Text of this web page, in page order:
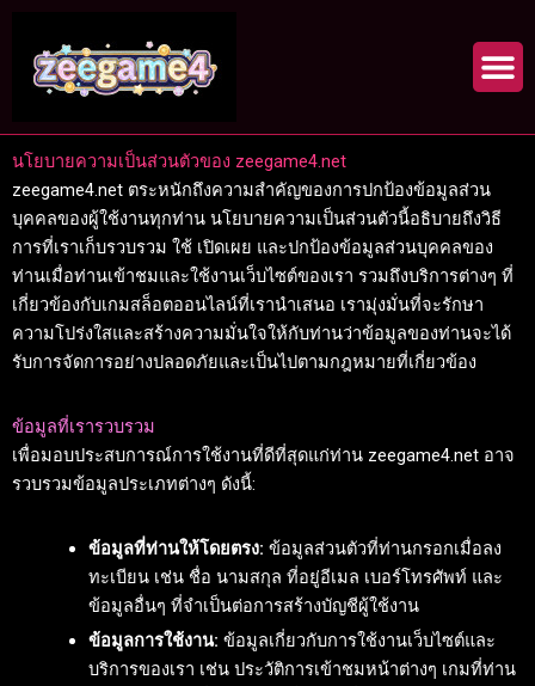
content
นโยบายความเป็นส่วนตัวของ zeegame4.net
zeegame4.net ตระหนักถึงความสำคัญของการปกป้องข้อมูลส่วน
บุคคลของผู้ใช้งานทุกท่าน นโยบายความเป็นส่วนตัวนี้อธิบายถึงวิธี
การที่เราเก็บรวบรวม ใช้ เปิดเผย และปกป้องข้อมูลส่วนบุคคลของ
ท่านเมื่อท่านเข้าชมและใช้งานเว็บไซต์ของเรา รวมถึงบริการต่างๆ ที่
เกี่ยวข้องกับเกมสล็อตออนไลน์ที่เรานำเสนอ เรามุ่งมั่นที่จะรักษา
ความโปร่งใสและสร้างความมั่นใจให้กับท่านว่าข้อมูลของท่านจะได้
รับการจัดการอย่างปลอดภัยและเป็นไปตามกฎหมายที่เกี่ยวข้อง
ข้อมูลที่เรารวบรวม
เพื่อมอบประสบการณ์การใช้งานที่ดีที่สุดแก่ท่าน zeegame4.net อาจ
รวบรวมข้อมูลประเภทต่างๆ ดังนี้:
ข้อมูลที่ท่านให้โดยตรง: ข้อมูลส่วนตัวที่ท่านกรอกเมื่อลง
ทะเบียน เช่น ชื่อ นามสกุล ที่อยู่อีเมล เบอร์โทรศัพท์ และ
ข้อมูลอื่นๆ ที่จำเป็นต่อการสร้างบัญชีผู้ใช้งาน
ข้อมูลการใช้งาน: ข้อมูลเกี่ยวกับการใช้งานเว็บไซต์และ
บริการของเรา เช่น ประวัติการเข้าชมหน้าต่างๆ เกมที่ท่าน